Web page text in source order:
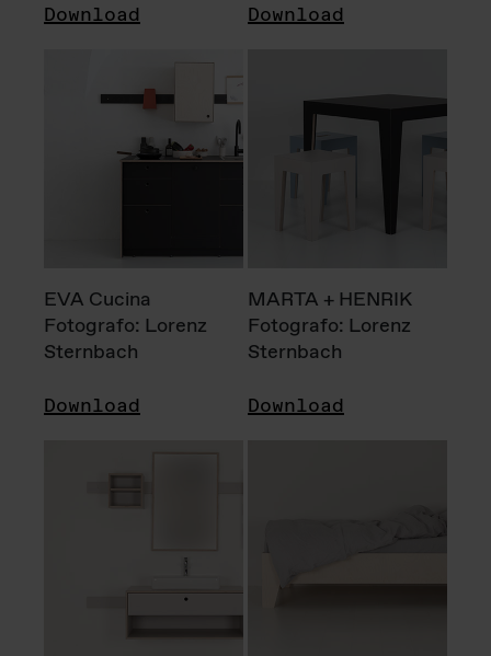
Download Download
EVA Cucina
Fotografo: Lorenz
Sternbach
Download
MARTA + HENRIK
Fotografo: Lorenz
Sternbach
Download